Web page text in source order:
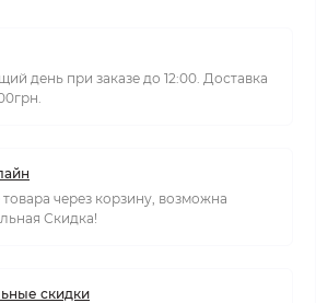
день при заказе до 12:00. Доставка
товара через корзину, возможна
Скидка!
скидки